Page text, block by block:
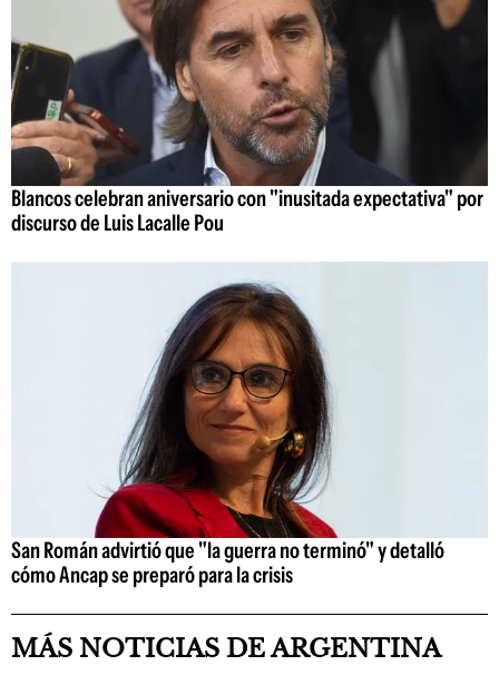
Blancos celebran aniversario con "inusitada expectativa" por
discurso de Luis Lacalle Pou
San Román advirtió que "la guerra no terminó" y detalló
cómo Ancap se preparó para la crisis
MÁS NOTICIAS DE ARGENTINA